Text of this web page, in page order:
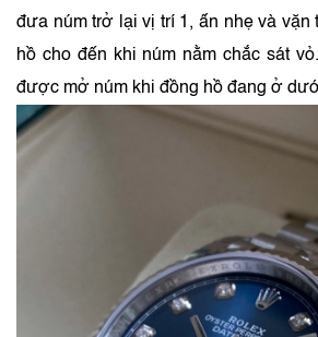
đưa núm trở lại vị trí 1, ấn nhẹ và vặn
hồ cho đến khi núm nằm chắc sát
được mở núm khi đồng hồ đang ở